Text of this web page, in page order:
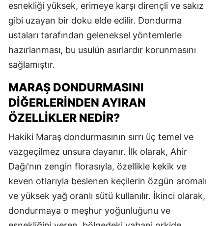
esnekliği yüksek, erimeye karşı dirençli ve sakız
gibi uzayan bir doku elde edilir. Dondurma
ustaları tarafından geleneksel yöntemlerle
hazırlanması, bu usulün asırlardır korunmasını
sağlamıştır.
MARAŞ DONDURMASINI
DİĞERLERİNDEN AYIRAN
ÖZELLİKLER NEDİR?
Hakiki Maraş dondurmasının sırrı üç temel ve
vazgeçilmez unsura dayanır. İlk olarak, Ahir
Dağı'nın zengin florasıyla, özellikle kekik ve
keven otlarıyla beslenen keçilerin özgün aromalı
ve yüksek yağ oranlı sütü kullanılır. İkinci olarak,
dondurmaya o meşhur yoğunluğunu ve